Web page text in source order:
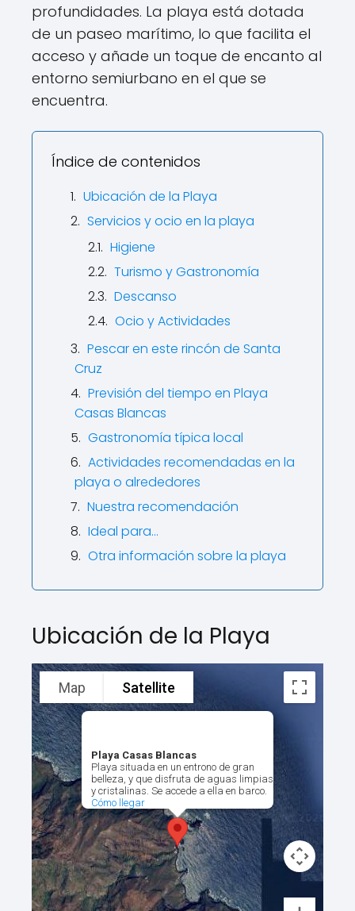
profundidades. La playa está dotada
de un paseo marítimo, lo que facilita el
acceso y añade un toque de encanto al
entorno semiurbano en el que se
encuentra.
Índice de contenidos
Ubicación de la Playa
Servicios y ocio en la playa
Higiene
Turismo y Gastronomía
Descanso
Ocio y Actividades
Pescar en este rincón de Santa
Cruz
Previsión del tiempo en Playa
Casas Blancas
Gastronomía típica local
Actividades recomendadas en la
playa o alrededores
Nuestra recomendación
Ideal para…
Otra información sobre la playa
Ubicación de la Playa
Playa Casas Blancas
Playa situada en un entrono de gran
belleza, y que disfruta de aguas limpias
y cristalinas. Se accede a ella en barco.
Cómo llegar
Map Satellite